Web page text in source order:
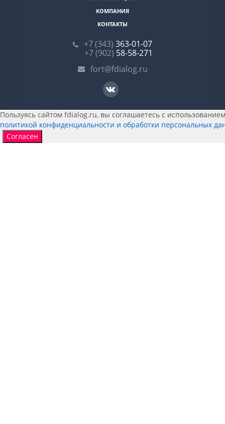
КОМПАНИЯ
КОНТАКТЫ
+7 (343) 363-01-07
+7 (902) 58-58-271
fort@fdialog.ru
Пользуясь сайтом fdialog.ru, вы соглашаетесь с
политикой конфиденциальности и обработки персональных
Согласен